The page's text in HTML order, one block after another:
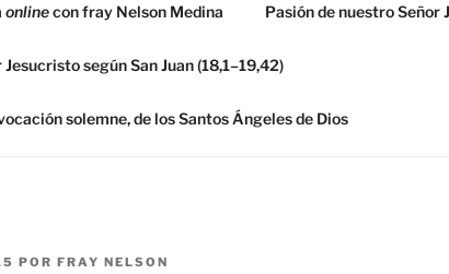
onlinecon fray Nelson Medina Pasión de nuestro Señor
según San Juan (18,1–19,42)
solemne, de los Santos Ángeles de Dios
POR FRAY NELSON